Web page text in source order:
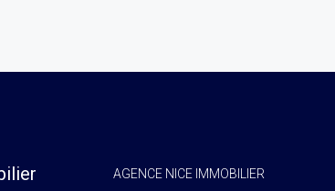
AGENCE NICE IMMOBILIER